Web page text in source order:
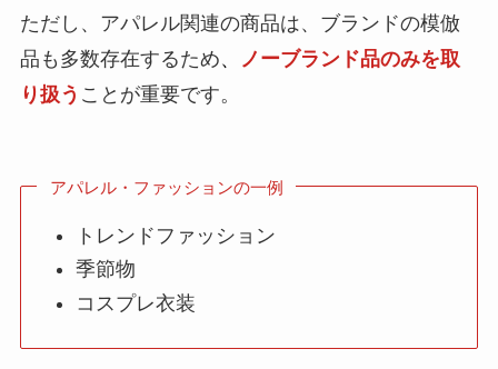
ただし、アパレル関連の商品は、ブランドの模倣
品も多数存在するため、
ノーブランド品のみを取
り扱う ことが重要です。
アパレル・ファッションの一例
トレンドファッション
季節物
コスプレ衣装